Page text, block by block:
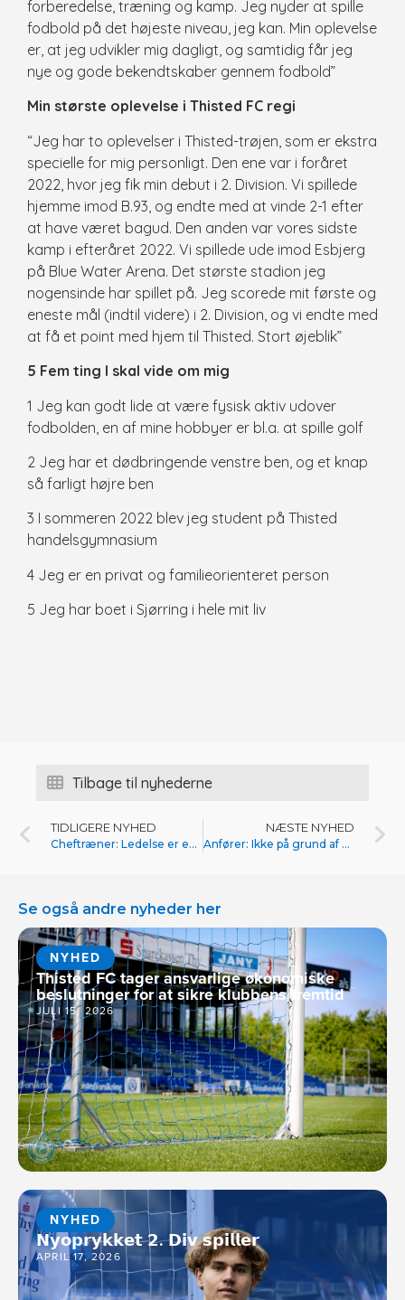
forberedelse, træning og kamp. Jeg nyder at spille
fodbold på det højeste niveau, jeg kan. Min oplevelse
er, at jeg udvikler mig dagligt, og samtidig får jeg
nye og gode bekendtskaber gennem fodbold”
Min største oplevelse i Thisted FC regi
“Jeg har to oplevelser i Thisted-trøjen, som er ekstra
specielle for mig personligt. Den ene var i foråret
2022, hvor jeg fik min debut i 2. Division. Vi spillede
hjemme imod B.93, og endte med at vinde 2-1 efter
at have været bagud. Den anden var vores sidste
kamp i efteråret 2022. Vi spillede ude imod Esbjerg
på Blue Water Arena. Det største stadion jeg
nogensinde har spillet på. Jeg scorede mit første og
eneste mål (indtil videre) i 2. Division, og vi endte med
at få et point med hjem til Thisted. Stort øjeblik”
5 Fem ting I skal vide om mig
1 Jeg kan godt lide at være fysisk aktiv udover
fodbolden, en af mine hobbyer er bl.a. at spille golf
2 Jeg har et dødbringende venstre ben, og et knap
så farligt højre ben
3 I sommeren 2022 blev jeg student på Thisted
handelsgymnasium
4 Jeg er en privat og familieorienteret person
5 Jeg har boet i Sjørring i hele mit liv
Tilbage til nyhederne
TIDLIGERE NYHED
Cheftræner: Ledelse er enorm vigtig
NÆSTE NYHED
Anfører: Ikke på grund af musikalske evner
Se også andre nyheder her
NYHED
Thisted FC tager ansvarlige økonomiske
beslutninger for at sikre klubbens fremtid
JULI 15, 2026
NYHED
𝗡𝘆𝗼𝗽𝗿𝘆𝗸𝗸𝗲𝘁 𝟮. 𝗗𝗶𝘃 𝘀𝗽𝗶𝗹𝗹𝗲𝗿
APRIL 17, 2026